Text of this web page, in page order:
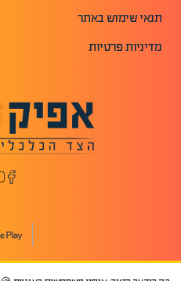
תנאי שימוש באתר
מדיניות פרטיות